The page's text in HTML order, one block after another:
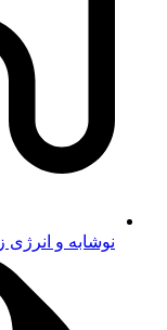
نوشابه و انرژی زا